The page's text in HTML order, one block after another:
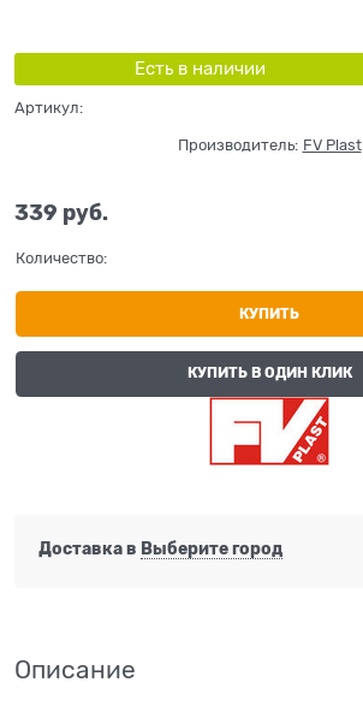
Есть в наличии
Артикул:
Производитель: FV Plast
339 руб.
Количество:
КУПИТЬ
КУПИТЬ В ОДИН КЛИК
Доставка в Выберите город
Описание